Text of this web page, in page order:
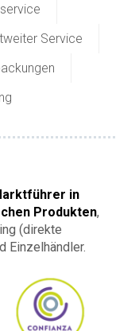
Service
in
Produkten,
(direkte
Einzelhändler.